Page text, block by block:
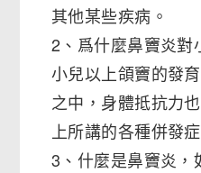
其他某些疾病。
2、爲什麼鼻竇炎對
小兒以上頜竇的發
之中，身體抵抗力
上所講的各種併發
3、什麼是鼻竇炎，